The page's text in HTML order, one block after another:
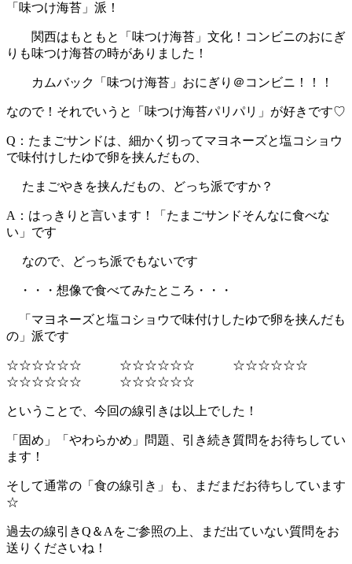
「味つけ海苔」派！
関西はもともと「味つけ海苔」文化！コンビニのおにぎ
りも味つけ海苔の時がありました！
カムバック「味つけ海苔」おにぎり＠コンビニ！！！
なので！それでいうと「味つけ海苔パリパリ」が好きです♡
Q：たまごサンドは、細かく切ってマヨネーズと塩コショウ
で味付けしたゆで卵を挟んだもの、
たまごやきを挟んだもの、どっち派ですか？
A：はっきりと言います！「たまごサンドそんなに食べな
い」です
なので、どっち派でもないです
・・・想像で食べてみたところ・・・
「マヨネーズと塩コショウで味付けしたゆで卵を挟んだも
の」派です
☆☆☆☆☆☆ ☆☆☆☆☆☆ ☆☆☆☆☆☆
☆☆☆☆☆☆ ☆☆☆☆☆☆
ということで、今回の線引きは以上でした！
「固め」「やわらかめ」問題、引き続き質問をお待ちしてい
ます！
そして通常の「食の線引き」も、まだまだお待ちしています
☆
過去の線引きQ＆Aをご参照の上、まだ出ていない質問をお
送りくださいね！